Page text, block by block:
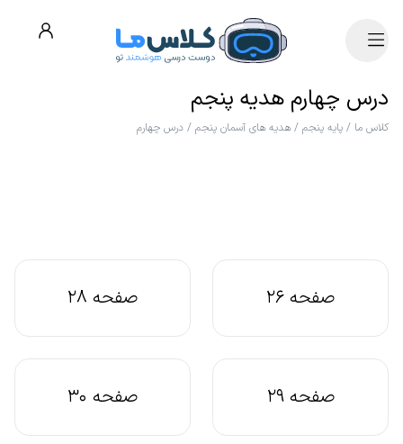
درس چهارم هدیه پنجم
کلاس ما / پایه پنجم /هدیه های آسمان پنجم / درس چهارم
صفحه 26 صفحه 28
صفحه 29 صفحه 30